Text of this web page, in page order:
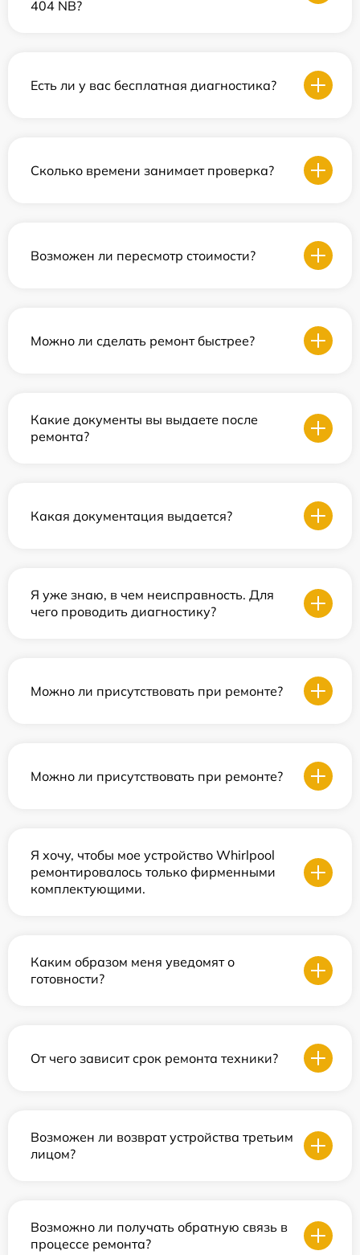
404 NB?
Есть ли у вас бесплатная диагностика?
Сколько времени занимает проверка?
Возможен ли пересмотр стоимости?
Можно ли сделать ремонт быстрее?
Какие документы вы выдаете после
ремонта?
Какая документация выдается?
Я уже знаю, в чем неисправность. Для
чего проводить диагностику?
Можно ли присутствовать при ремонте?
Можно ли присутствовать при ремонте?
Я хочу, чтобы мое устройство Whirlpool
ремонтировалось только фирменными
комплектующими.
Каким образом меня уведомят о
готовности?
От чего зависит срок ремонта техники?
Возможен ли возврат устройства третьим
лицом?
Возможно ли получать обратную связь в
процессе ремонта?